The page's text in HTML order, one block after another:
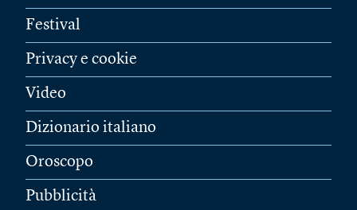
Festival
Privacy e cookie
Video
Dizionario italiano
Oroscopo
Pubblicità